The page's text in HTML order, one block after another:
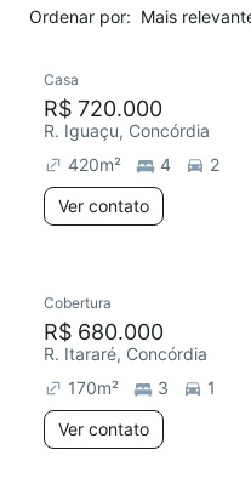
Ordenar por: Mais
Casa
R$ 720.000
R. Iguaçu, Concórdia
420m² 4
2
Ver contato
Cobertura
R$ 680.000
R. Itararé, Concórdia
170m² 3
1
Ver contato